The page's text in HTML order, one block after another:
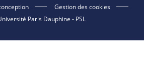
Gestion des cookies
Paris Dauphine - PSL